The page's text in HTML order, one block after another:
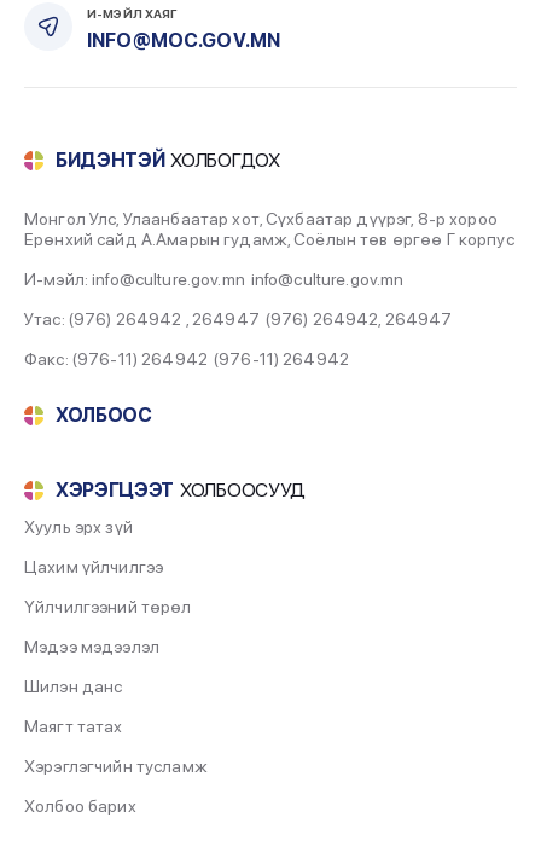
БОЛНО
2022-07-29
2020-01-01
И-МЭЙЛ ХАЯГ
INFO@MOC.GOV.MN
БИДЭНТЭЙ ХОЛБОГДОХ
Монгол Улс, Улаанбаатар хот, Сүхбаатар дүүрэг, 8-р хороо
Ерөнхий сайд А.Амарын гудамж, Соёлын төв өргөө Г корпус
И-мэйл: info@culture.gov.mn info@culture.gov.mn
Утас: (976) 264942 , 264947 (976) 264942 264947
Факс: (976-11) 264942 (976-11) 264942
ХОЛБООС
ХЭРЭГЦЭЭТ ХОЛБООСУУД
Хууль эрх зүй
Цахим үйлчилгээ
Үйлчилгээний төрөл
Мэдээ мэдээлэл
Шилэн данс
Маягт татах
Хэрэглэгчийн тусламж
Холбоо барих